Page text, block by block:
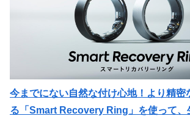
今までにない自然な付け心地！より精密
る「Smart Recovery Ring」を使って、